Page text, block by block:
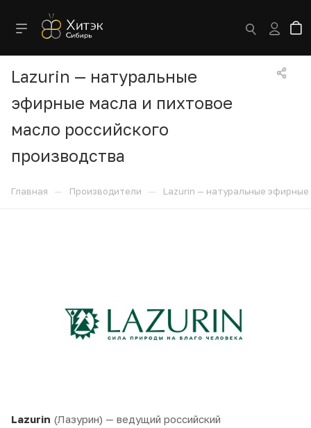
Lazurin — натуральные
эфирные масла и пихтовое
масло российского
производства
Главная — Производители — Lazurin — натуральные
Lazurin (Лазурин) — ведущий российский